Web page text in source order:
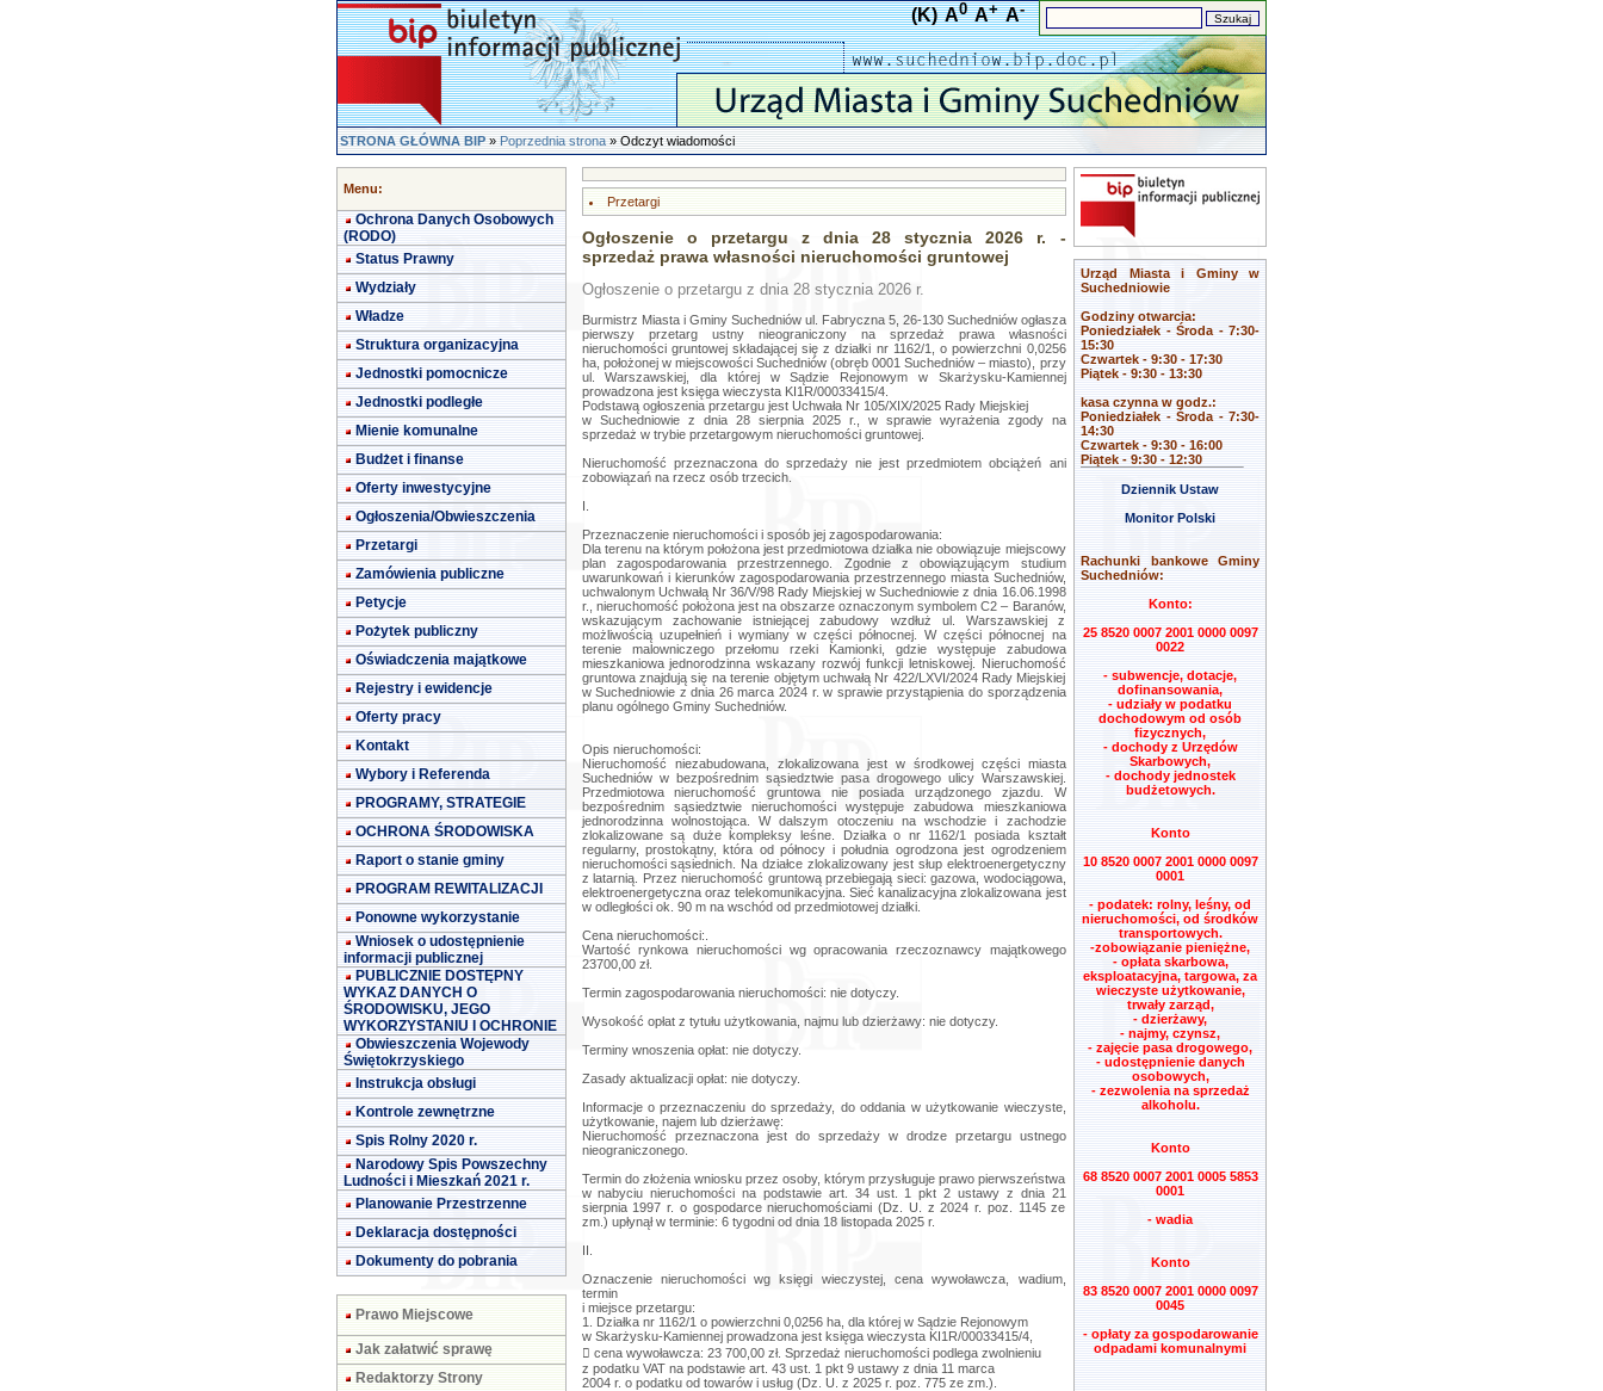
(K) A0 A+ A-
STRONA GŁÓWNA BIP»Poprzednia strona» Odczyt wiadomości
Menu:
Ochrona Danych Osobowych
(RODO)
Status Prawny
Wydziały
Władze
Struktura organizacyjna
Jednostki pomocnicze
Jednostki podległe
Mienie komunalne
Budżet i finanse
Oferty inwestycyjne
Ogłoszenia/Obwieszczenia
Przetargi
Zamówienia publiczne
Petycje
Pożytek publiczny
Oświadczenia majątkowe
Rejestry i ewidencje
Oferty pracy
Kontakt
Wybory i Referenda
PROGRAMY, STRATEGIE
OCHRONA ŚRODOWISKA
Raport o stanie gminy
PROGRAM REWITALIZACJI
Ponowne wykorzystanie
Wniosek o udostępnienie
informacji publicznej
PUBLICZNIE DOSTĘPNY
WYKAZ DANYCH O
ŚRODOWISKU, JEGO
WYKORZYSTANIU I OCHRONIE
Obwieszczenia Wojewody
Świętokrzyskiego
Instrukcja obsługi
Kontrole zewnętrzne
Spis Rolny 2020 r.
Narodowy Spis Powszechny
Ludności i Mieszkań 2021 r.
Planowanie Przestrzenne
Deklaracja dostępności
Dokumenty do pobrania
Prawo Miejscowe
Jak załatwić sprawę
Redaktorzy Strony
Przetargi
Ogłoszenie o przetargu z dnia 28 stycznia 2026 r. -
sprzedaż prawa własności nieruchomości gruntowej
Ogłoszenie o przetargu z dnia 28 stycznia 2026 r.
Burmistrz Miasta i Gminy Suchedniów ul. Fabryczna 5, 26-130 Suchedniów ogłasza
pierwszy przetarg ustny nieograniczony na sprzedaż prawa własności
nieruchomości gruntowej składającej się z działki nr 1162/1, o powierzchni 0,0256
ha, położonej w miejscowości Suchedniów (obręb 0001 Suchedniów – miasto), przy
ul. Warszawskiej, dla której w Sądzie Rejonowym w Skarżysku-Kamiennej
prowadzona jest księga wieczysta KI1R/00033415/4.
Podstawą ogłoszenia przetargu jest Uchwała Nr 105/XIX/2025 Rady Miejskiej
w Suchedniowie z dnia 28 sierpnia 2025 r., w sprawie wyrażenia zgody na
sprzedaż w trybie przetargowym nieruchomości gruntowej.
Nieruchomość przeznaczona do sprzedaży nie jest przedmiotem obciążeń ani
zobowiązań na rzecz osób trzecich.
I.
Przeznaczenie nieruchomości i sposób jej zagospodarowania:
Dla terenu na którym położona jest przedmiotowa działka nie obowiązuje miejscowy
plan zagospodarowania przestrzennego. Zgodnie z obowiązującym studium
uwarunkowań i kierunków zagospodarowania przestrzennego miasta Suchedniów,
uchwalonym Uchwałą Nr 36/V/98 Rady Miejskiej w Suchedniowie z dnia 16.06.1998
r., nieruchomość położona jest na obszarze oznaczonym symbolem C2 – Baranów,
wskazującym zachowanie istniejącej zabudowy wzdłuż ul. Warszawskiej z
możliwością uzupełnień i wymiany w części północnej. W części północnej na
terenie malowniczego przełomu rzeki Kamionki, gdzie występuje zabudowa
mieszkaniowa jednorodzinna wskazany rozwój funkcji letniskowej. Nieruchomość
gruntowa znajdują się na terenie objętym uchwałą Nr 422/LXVI/2024 Rady Miejskiej
w Suchedniowie z dnia 26 marca 2024 r. w sprawie przystąpienia do sporządzenia
planu ogólnego Gminy Suchedniów.
Opis nieruchomości:
Nieruchomość niezabudowana, zlokalizowana jest w środkowej części miasta
Suchedniów w bezpośrednim sąsiedztwie pasa drogowego ulicy Warszawskiej.
Przedmiotowa nieruchomość gruntowa nie posiada urządzonego zjazdu. W
bezpośrednim sąsiedztwie nieruchomości występuje zabudowa mieszkaniowa
jednorodzinna wolnostojąca. W dalszym otoczeniu na wschodzie i zachodzie
zlokalizowane są duże kompleksy leśne. Działka o nr 1162/1 posiada kształt
regularny, prostokątny, która od północy i południa ogrodzona jest ogrodzeniem
nieruchomości sąsiednich. Na działce zlokalizowany jest słup elektroenergetyczny
z latarnią. Przez nieruchomość gruntową przebiegają sieci: gazowa, wodociągowa,
elektroenergetyczna oraz telekomunikacyjna. Sieć kanalizacyjna zlokalizowana jest
w odległości ok. 90 m na wschód od przedmiotowej działki.
Cena nieruchomości:.
Wartość rynkowa nieruchomości wg opracowania rzeczoznawcy majątkowego
23700,00 zł.
Termin zagospodarowania nieruchomości: nie dotyczy.
Wysokość opłat z tytułu użytkowania, najmu lub dzierżawy: nie dotyczy.
Terminy wnoszenia opłat: nie dotyczy.
Zasady aktualizacji opłat: nie dotyczy.
Informacje o przeznaczeniu do sprzedaży, do oddania w użytkowanie wieczyste,
użytkowanie, najem lub dzierżawę:
Nieruchomość przeznaczona jest do sprzedaży w drodze przetargu ustnego
nieograniczonego.
Termin do złożenia wniosku przez osoby, którym przysługuje prawo pierwszeństwa
w nabyciu nieruchomości na podstawie art. 34 ust. 1 pkt 2 ustawy z dnia 21
sierpnia 1997 r. o gospodarce nieruchomościami (Dz. U. z 2024 r. poz. 1145 ze
zm.) upłynął w terminie: 6 tygodni od dnia 18 listopada 2025 r.
II.
Oznaczenie nieruchomości wg księgi wieczystej, cena wywoławcza, wadium,
termin
i miejsce przetargu:
1. Działka nr 1162/1 o powierzchni 0,0256 ha, dla której w Sądzie Rejonowym
w Skarżysku-Kamiennej prowadzona jest księga wieczysta KI1R/00033415/4,
 cena wywoławcza: 23 700,00 zł. Sprzedaż nieruchomości podlega zwolnieniu
z podatku VAT na podstawie art. 43 ust. 1 pkt 9 ustawy z dnia 11 marca
2004 r. o podatku od towarów i usług (Dz. U. z 2025 r. poz. 775 ze zm.).
Urząd Miasta i Gminy w
Suchedniowie
Godziny otwarcia:
Poniedziałek - Środa - 7:30-
15:30
Czwartek - 9:30 - 17:30
Piątek - 9:30 - 13:30
kasa czynna w godz.:
Poniedziałek - Środa - 7:30-
14:30
Czwartek - 9:30 - 16:00
Piątek - 9:30 - 12:30
Dziennik Ustaw
Monitor Polski
Rachunki bankowe Gminy
Suchedniów:
Konto:
25 8520 0007 2001 0000 0097
0022
- subwencje, dotacje,
dofinansowania,
- udziały w podatku
dochodowym od osób
fizycznych,
- dochody z Urzędów
Skarbowych,
- dochody jednostek
budżetowych.
Konto
10 8520 0007 2001 0000 0097
0001
- podatek: rolny, leśny, od
nieruchomości, od środków
transportowych.
-zobowiązanie pieniężne,
- opłata skarbowa,
eksploatacyjna, targowa, za
wieczyste użytkowanie,
trwały zarząd,
- dzierżawy,
- najmy, czynsz,
- zajęcie pasa drogowego,
- udostępnienie danych
osobowych,
- zezwolenia na sprzedaż
alkoholu.
Konto
68 8520 0007 2001 0005 5853
0001
- wadia
Konto
83 8520 0007 2001 0000 0097
0045
- opłaty za gospodarowanie
odpadami komunalnymi